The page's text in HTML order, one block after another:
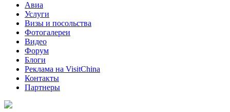
Авиа
Услуги
Визы и посольства
Фотогалереи
Видео
Форум
Блоги
Реклама на VisitChina
Контакты
Партнеры